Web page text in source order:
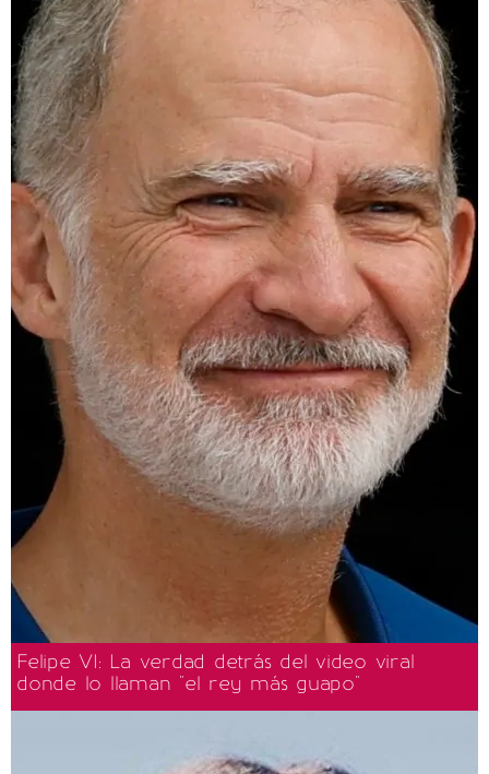
Felipe VI: La verdad detrás del video viral
donde lo llaman "el rey más guapo"